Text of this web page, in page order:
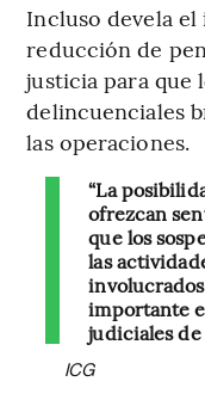
Incluso devela
reducción de
justicia para que
delincuenciales
las operaciones.
“La
ofrezcan
que los
las
importante
judiciales
ICG